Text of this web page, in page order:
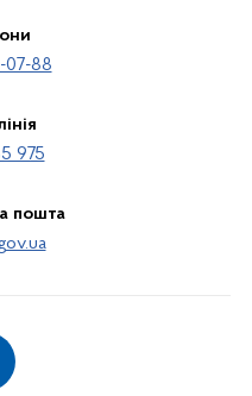
07-88
975
пошта